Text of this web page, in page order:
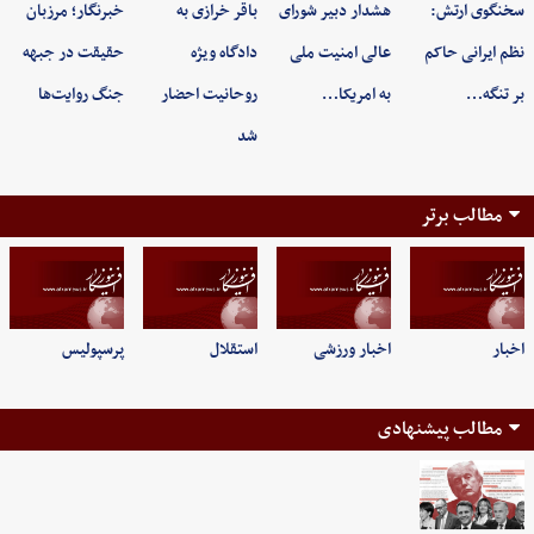
سخنگوی ارتش:
نظم ایرانی حاکم
بر تنگه…
هشدار دبیر شورای
عالی امنیت ملی
به امریکا…
باقر خرازی به
دادگاه ویژه
روحانیت احضار
شد
خبرنگار؛ مرزبان
حقیقت در جبهه
جنگ روایت‌ها
مطالب برتر
اخبار اخبار ورزشی استقلال پرسپولیس
مطالب پیشنهادی